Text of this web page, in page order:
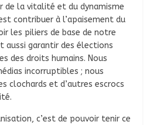
de la vitalité et du dynamisme
contribuer à l’apaisement du
les piliers de base de notre
aussi garantir des élections
des droits humains. Nous
incorruptibles ; nous
clochards et d’autres escrocs
c’est de pouvoir tenir ce